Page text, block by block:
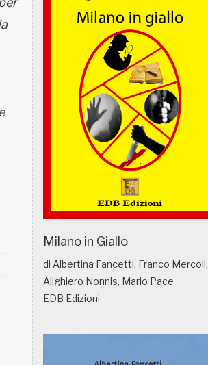
Milano in Giallo
di Albertina Fancetti, Franco Mercoli,
Alighiero Nonnis, Mario Pace
EDB Edizioni